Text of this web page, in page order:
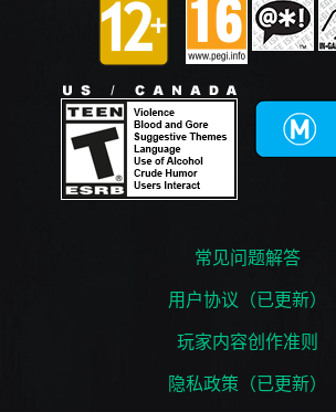
常见问题解答
用户协议（已更新）
玩家内容创作准则
隐私政策（已更新）